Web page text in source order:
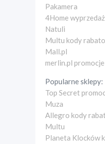
Pakamera
4Home
Natuli
Multu kody
Mall.pl
merlin.pl promocje
Popularne sklepy:
Top Secret
Muza
Allegro kody
Multu
Planeta Klocków